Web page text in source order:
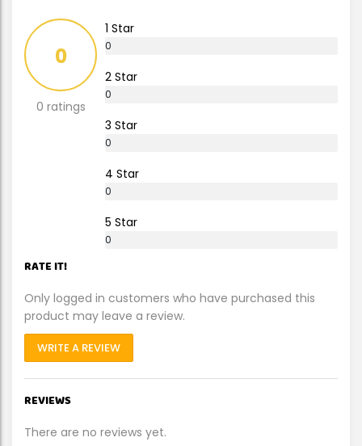
0
0 ratings
1 Star
0
2 Star
0
3 Star
0
4 Star
0
5 Star
0
RATE IT!
Only logged in customers who have purchased this
product may leave a review.
WRITE A REVIEW
REVIEWS
There are no reviews yet.